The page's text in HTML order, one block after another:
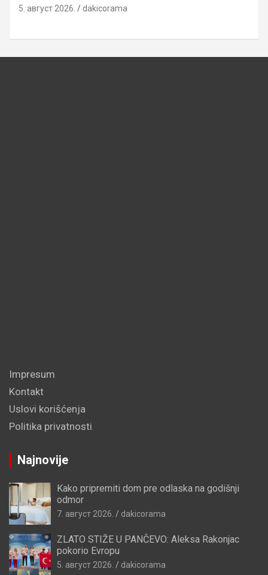
5. август 2026. dakicorama
Impresum
Kontakt
Uslovi korišćenja
Politika privatnosti
Najnovije
Kako pripremiti dom pre odlaska na godišnji
odmor
7. август 2026. dakicorama
ZLATO STIŽE U PANČEVO: Aleksa Rakonjac
pokorio Evropu
5. август 2026. dakicorama